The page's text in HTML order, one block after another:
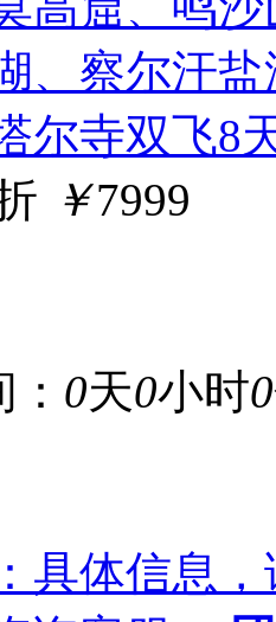
、察尔汗
尔寺双飞8
￥7999
0天0小时0
：具体信息